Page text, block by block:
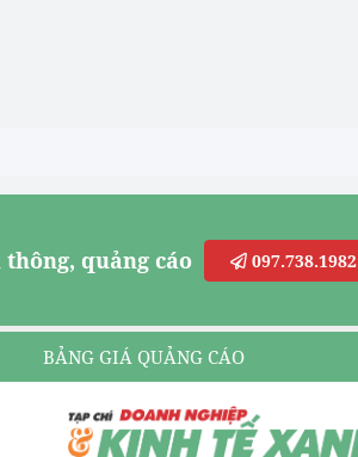
quảng cáo 097.738.1982
BẢNG GIÁ QUẢNG CÁO